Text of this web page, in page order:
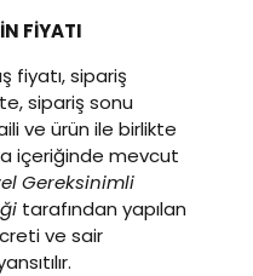
FİYATI
fiyatı, sipariş
sipariş sonu
ve ürün ile birlikte
içeriğinde mevcut
Gereksinimli
​ tarafından yapılan
ve sair